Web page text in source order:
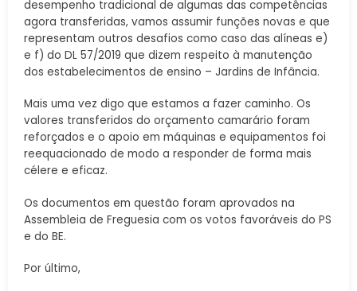
desempenho tradicional de algumas das competências
agora transferidas, vamos assumir funções novas e que
representam outros desafios como caso das alíneas e)
e f) do DL 57/2019 que dizem respeito à manutenção
dos estabelecimentos de ensino – Jardins de Infância.
Mais uma vez digo que estamos a fazer caminho. Os
valores transferidos do orçamento camarário foram
reforçados e o apoio em máquinas e equipamentos foi
reequacionado de modo a responder de forma mais
célere e eficaz.
Os documentos em questão foram aprovados na
Assembleia de Freguesia com os votos favoráveis do PS
e do BE.
Por último,